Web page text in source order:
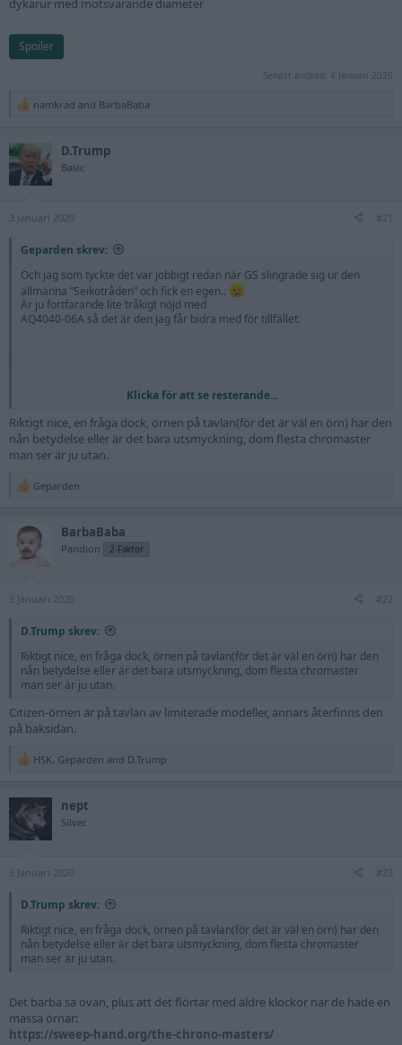
dykarur med motsvarande diameter
Spoiler
Senast ändrad: 4 Januari 2020
R
c
t
o
s
namkrad and BarbaBaba
D.Trump
Basic
3 Januari 2020 #21
Geparden skrev:
Och jag som tyckte det var jobbigt redan när GS slingrade sig ur den
allmänna ”Seikotråden” och fick en egen..
Är ju fortfarande lite tråkigt nöjd med
AQ4040-06A så det är den jag får bidra med för tillfället.
Klicka för att se resterande...
Riktigt nice, en fråga dock, örnen på tavlan(för det är väl en örn) har den
nån betydelse eller är det bara utsmyckning, dom flesta chromaster
man ser är ju utan.
R
c
t
s
Geparden
BarbaBaba
Pandion 2-Faktor
3 Januari 2020 #22
D.Trump skrev:
Riktigt nice, en fråga dock, örnen på tavlan(för det är väl en örn) har den
nån betydelse eller är det bara utsmyckning, dom flesta chromaster
man ser är ju utan.
Citizen-örnen är på tavlan av limiterade modeller, annars återfinns den
på baksidan.
R
t
o
s
HSK, Geparden and D.Trump
nept
Silver
3 Januari 2020 #23
D.Trump skrev:
Riktigt nice, en fråga dock, örnen på tavlan(för det är väl en örn) har den
nån betydelse eller är det bara utsmyckning, dom flesta chromaster
man ser är ju utan.
Det barba sa ovan, plus att det flörtar med äldre klockor när de hade en
massa örnar:
https://sweep-hand.org/the-chrono-masters/